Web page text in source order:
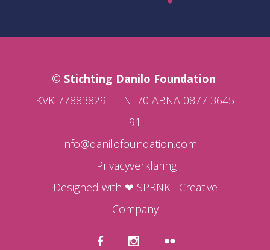
© Stichting Danilo Foundation
KVK 77883829
| NL70 ABNA 0877 3645
91
info@danilofoundation.com |
Privacyverklaring
Designed with ❤ SPRNKL Creative
Company